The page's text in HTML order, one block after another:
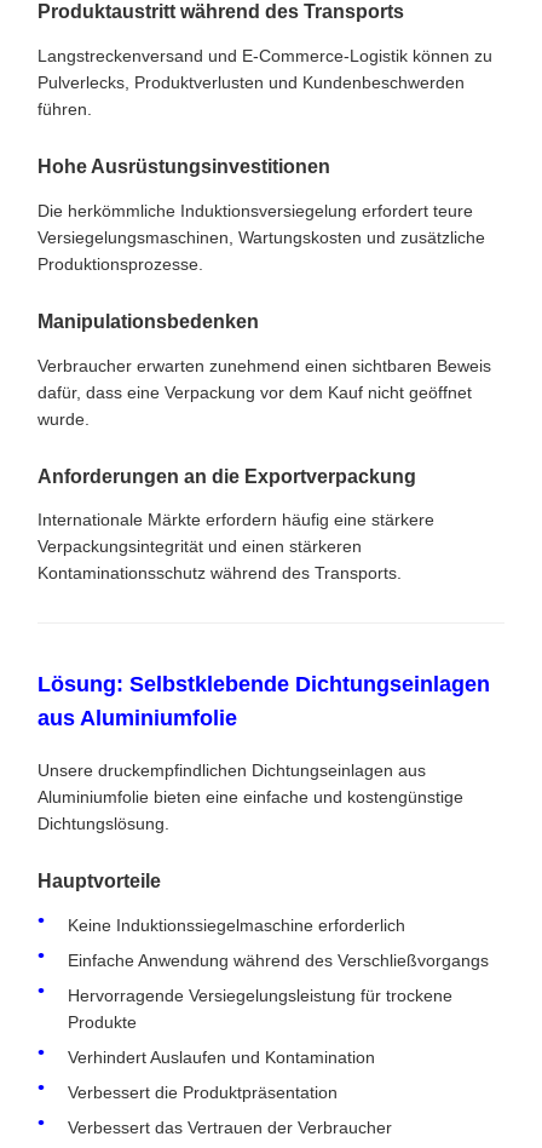
Produktaustritt während des Transports
Langstreckenversand und E-Commerce-Logistik können zu
Pulverlecks, Produktverlusten und Kundenbeschwerden
führen.
Hohe Ausrüstungsinvestitionen
Die herkömmliche Induktionsversiegelung erfordert teure
Versiegelungsmaschinen, Wartungskosten und zusätzliche
Produktionsprozesse.
Manipulationsbedenken
Verbraucher erwarten zunehmend einen sichtbaren Beweis
dafür, dass eine Verpackung vor dem Kauf nicht geöffnet
wurde.
Anforderungen an die Exportverpackung
Internationale Märkte erfordern häufig eine stärkere
Verpackungsintegrität und einen stärkeren
Kontaminationsschutz während des Transports.
Lösung: Selbstklebende Dichtungseinlagen
aus Aluminiumfolie
Unsere druckempfindlichen Dichtungseinlagen aus
Aluminiumfolie bieten eine einfache und kostengünstige
Dichtungslösung.
Hauptvorteile
Keine Induktionssiegelmaschine erforderlich
Einfache Anwendung während des Verschließvorgangs
Hervorragende Versiegelungsleistung für trockene
Produkte
Verhindert Auslaufen und Kontamination
Verbessert die Produktpräsentation
Verbessert das Vertrauen der Verbraucher